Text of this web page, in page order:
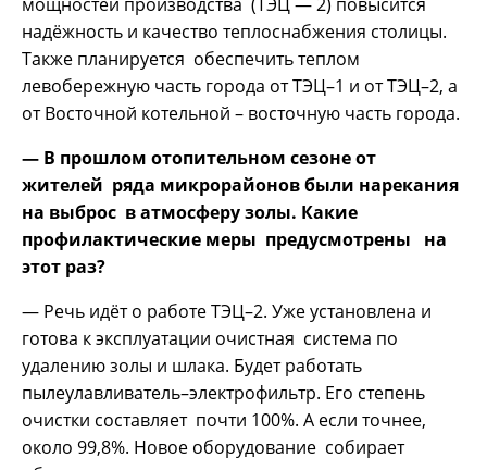
надёжность и качество теплоснабжения столицы.
Также планируется обеспечить теплом
левобережную часть города от ТЭЦ–1 и от ТЭЦ–2, а
от Восточной котельной – восточную часть города.
— В прошлом отопительном сезоне от
жителей ряда микрорайонов были нарекания
на выброс в атмосферу золы. Какие
профилактические меры предусмотрены на
этот раз?
— Речь идёт о работе ТЭЦ–2. Уже установлена и
готова к эксплуатации очистная система по
удалению золы и шлака. Будет работать
пылеулавливатель–электрофильтр. Его степень
очистки составляет почти 100%. А если точнее,
около 99,8%. Новое оборудование собирает